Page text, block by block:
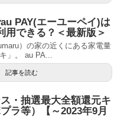
PAY(エーユーペイ)は
用できる？＜最新版＞
）の家の近くにある家電量
」。 au PA...
記事を読む
・抽選最大全額還元キ
ラ等）【～2023年9月